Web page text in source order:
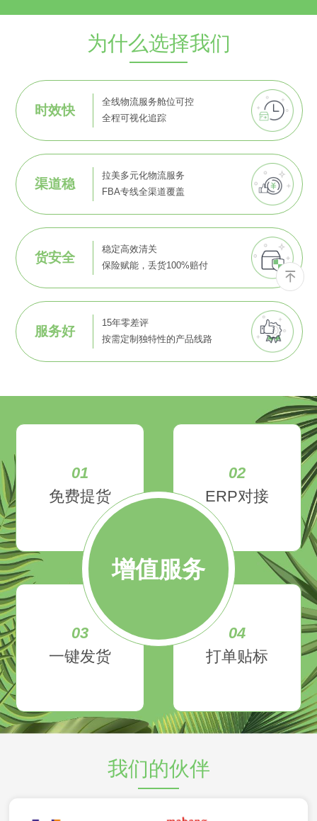
为什么选择我们
时效快
全线物流服务舱位可控
全程可视化追踪
渠道稳
拉美多元化物流服务
FBA专线全渠道覆盖
货安全
稳定高效清关
保险赋能，丢货100%赔付
服务好
15年零差评
按需定制独特性的产品线路
增值服务
01
免费提货
02
ERP对接
03
一键发货
04
打单贴标
我们的伙伴